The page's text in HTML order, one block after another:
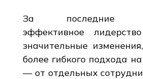
За последние
эффективное
значительные
более гибкого подхода
— от отдельных